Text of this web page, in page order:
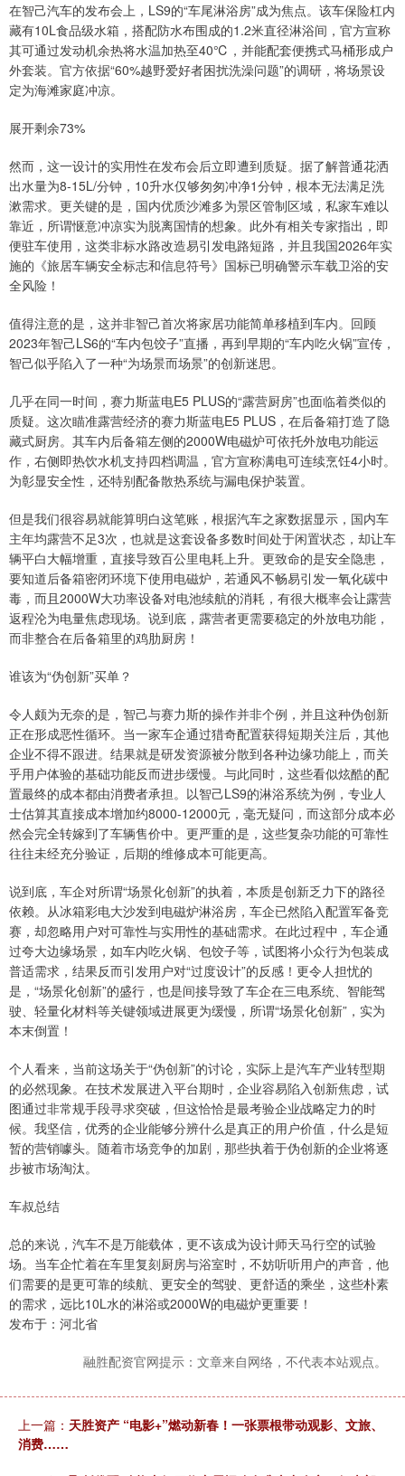
在智己汽车的发布会上，LS9的“车尾淋浴房”成为焦点。该车保险杠内
藏有10L食品级水箱，搭配防水布围成的1.2米直径淋浴间，官方宣称
其可通过发动机余热将水温加热至40℃，并能配套便携式马桶形成户
外套装。官方依据“60%越野爱好者困扰洗澡问题”的调研，将场景设
定为海滩家庭冲凉。
展开剩余73%
然而，这一设计的实用性在发布会后立即遭到质疑。据了解普通花洒
出水量为8-15L/分钟，10升水仅够匆匆冲净1分钟，根本无法满足洗
漱需求。更关键的是，国内优质沙滩多为景区管制区域，私家车难以
靠近，所谓惬意冲凉实为脱离国情的想象。此外有相关专家指出，即
便驻车使用，这类非标水路改造易引发电路短路，并且我国2026年实
施的《旅居车辆安全标志和信息符号》国标已明确警示车载卫浴的安
全风险！
值得注意的是，这并非智己首次将家居功能简单移植到车内。回顾
2023年智己LS6的“车内包饺子”直播，再到早期的“车内吃火锅”宣传，
智己似乎陷入了一种“为场景而场景”的创新迷思。
几乎在同一时间，赛力斯蓝电E5 PLUS的“露营厨房”也面临着类似的
质疑。这次瞄准露营经济的赛力斯蓝电E5 PLUS，在后备箱打造了隐
藏式厨房。其车内后备箱左侧的2000W电磁炉可依托外放电功能运
作，右侧即热饮水机支持四档调温，官方宣称满电可连续烹饪4小时。
为彰显安全性，还特别配备散热系统与漏电保护装置。
但是我们很容易就能算明白这笔账，根据汽车之家数据显示，国内车
主年均露营不足3次，也就是这套设备多数时间处于闲置状态，却让车
辆平白大幅增重，直接导致百公里电耗上升。更致命的是安全隐患，
要知道后备箱密闭环境下使用电磁炉，若通风不畅易引发一氧化碳中
毒，而且2000W大功率设备对电池续航的消耗，有很大概率会让露营
返程沦为电量焦虑现场。说到底，露营者更需要稳定的外放电功能，
而非整合在后备箱里的鸡肋厨房！
谁该为“伪创新”买单？
令人颇为无奈的是，智己与赛力斯的操作并非个例，并且这种伪创新
正在形成恶性循环。当一家车企通过猎奇配置获得短期关注后，其他
企业不得不跟进。结果就是研发资源被分散到各种边缘功能上，而关
乎用户体验的基础功能反而进步缓慢。与此同时，这些看似炫酷的配
置最终的成本都由消费者承担。以智己LS9的淋浴系统为例，专业人
士估算其直接成本增加约8000-12000元，毫无疑问，而这部分成本必
然会完全转嫁到了车辆售价中。更严重的是，这些复杂功能的可靠性
往往未经充分验证，后期的维修成本可能更高。
说到底，车企对所谓“场景化创新”的执着，本质是创新乏力下的路径
依赖。从冰箱彩电大沙发到电磁炉淋浴房，车企已然陷入配置军备竞
赛，却忽略用户对可靠性与实用性的基础需求。在此过程中，车企通
过夸大边缘场景，如车内吃火锅、包饺子等，试图将小众行为包装成
普适需求，结果反而引发用户对“过度设计”的反感！更令人担忧的
是，“场景化创新”的盛行，也是间接导致了车企在三电系统、智能驾
驶、轻量化材料等关键领域进展更为缓慢，所谓“场景化创新”，实为
本末倒置！
个人看来，当前这场关于“伪创新”的讨论，实际上是汽车产业转型期
的必然现象。在技术发展进入平台期时，企业容易陷入创新焦虑，试
图通过非常规手段寻求突破，但这恰恰是最考验企业战略定力的时
候。我坚信，优秀的企业能够分辨什么是真正的用户价值，什么是短
暂的营销噱头。随着市场竞争的加剧，那些执着于伪创新的企业将逐
步被市场淘汰。
车叔总结
总的来说，汽车不是万能载体，更不该成为设计师天马行空的试验
场。当车企忙着在车里复刻厨房与浴室时，不妨听听用户的声音，他
们需要的是更可靠的续航、更安全的驾驶、更舒适的乘坐，这些朴素
的需求，远比10L水的淋浴或2000W的电磁炉更重要！
发布于：河北省
融胜配资官网提示：文章来自网络，不代表本站观点。
上一篇： 天胜资产 “电影+”燃动新春！一张票根带动观影、文旅、
消费……